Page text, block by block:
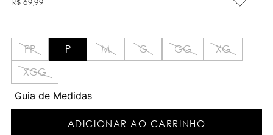
R$ 69,99
PP P M G GG
XG
XGG
Guia de Medidas
ADICIONAR AO CARRINHO